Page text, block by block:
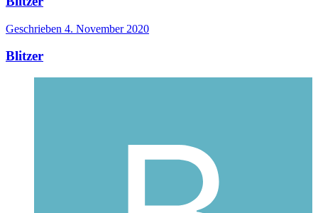
Geschrieben 4. November 2020
Blitzer